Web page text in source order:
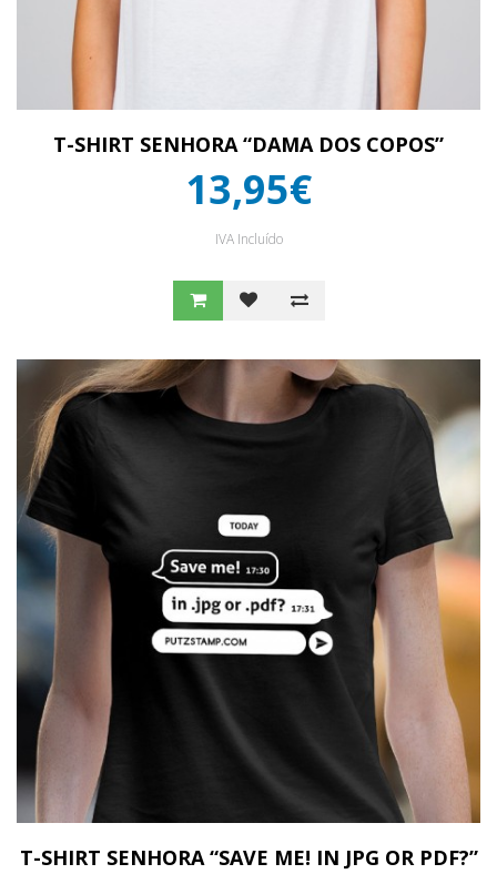
T-SHIRT SENHORA “DAMA DOS COPOS”
13,95€
IVA Incluído
T-SHIRT SENHORA “SAVE ME! IN JPG OR PDF?”